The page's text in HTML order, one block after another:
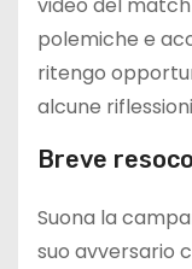
polemiche e
ritengo
alcune
Breve
Suona la
suo avversario